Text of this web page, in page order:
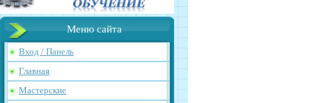
Меню сайта
Вход / Панель
Главная
Мастерские